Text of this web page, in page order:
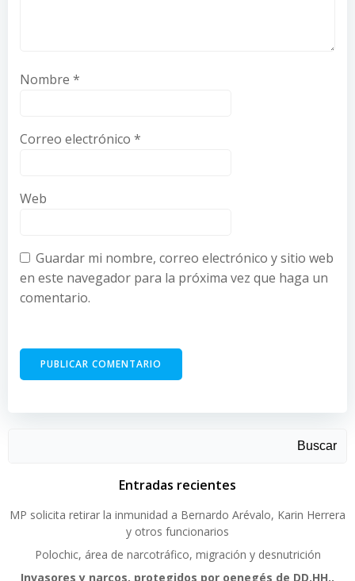
Nombre *
Correo electrónico *
Web
Guardar mi nombre, correo electrónico y sitio web
en este navegador para la próxima vez que haga un
comentario.
Buscar
Entradas recientes
MP solicita retirar la inmunidad a Bernardo Arévalo, Karin Herrera
y otros funcionarios
Polochic, área de narcotráfico, migración y desnutrición
Invasores y narcos, protegidos por oenegés de DD.HH.,